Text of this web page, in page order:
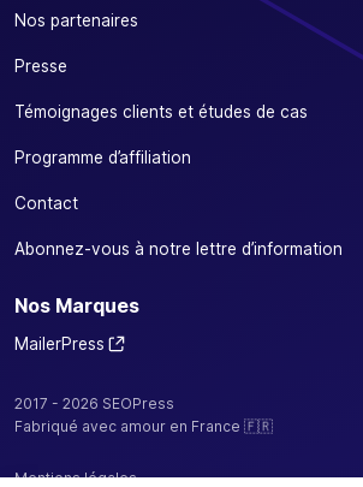
Nos partenaires
Presse
Témoignages clients et études de cas
Programme d’affiliation
Contact
Abonnez-vous à notre lettre d’information
Nos Marques
MailerPress
2017 - 2026 SEOPress
Fabriqué avec amour en France 🇫🇷
Mentions légales